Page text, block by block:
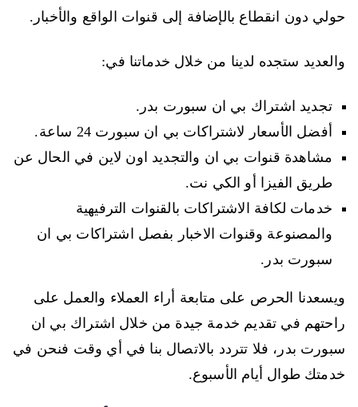
حولي دون انقطاع بالإضافة إلى قنوات الواقع والأخبار.
والعديد ستجده لدينا من خلال خدماتنا في:
تجديد اشتراك بي ان سبورت بدر.
أفضل الأسعار لاشتراكات بي ان سبورت 24 ساعة.
مشاهدة قنوات بي ان والتجديد اون لاين في الحال عن
طريق الفيزا أو الكي نت.
خدمات لكافة الاشتراكات بالقنوات الترفيهية
والمصنوعة وقنوات الاخبار بفصل اشتراكات بي ان
سبورت بدر.
ويسعدنا الحرص على متابعة أراء العملاء والعمل على
راحتهم في تقديم خدمة جيدة من خلال اشتراك بي ان
سبورت بدر، فلا تتردد بالاتصال بنا في أي وقت فنحن في
خدمتك طوال أيام الأسبوع.